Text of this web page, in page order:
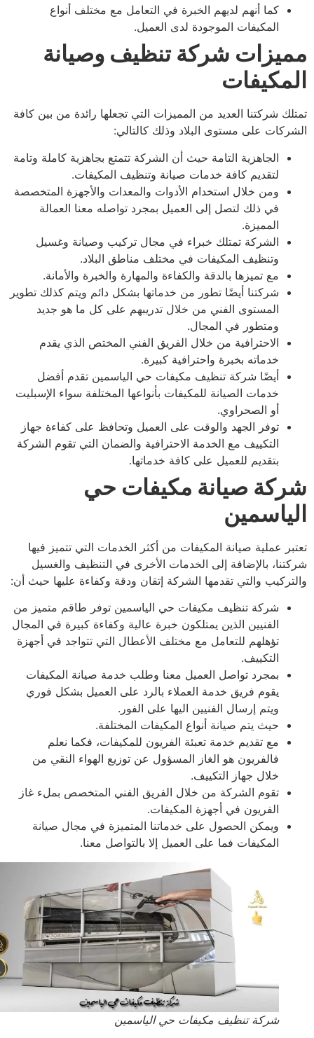
كما أنهم لديهم الخبرة في التعامل مع مختلف أنواع
المكيفات الموجودة لدى العميل.
شركة تنظيف وصيانة
شركتنا العديد من المميزات التي تجعلها رائدة من بين كافة
على مستوى البلاد وذلك كالتالي:
الجاهزية التامة حيث أن الشركة تتمتع بجاهزية كاملة وتامة
لتقديم كافة خدمات صيانة وتنظيف المكيفات.
ومن خلال استخدام الأدوات والمعدات والأجهزة المتخصصة
في ذلك لتصل إلى العميل بمجرد تواصله معنا العمالة
المميزة.
الشركة تمتلك خبراء في مجال تركيب وصيانة وغسيل
وتنظيف المكيفات في مختلف مناطق البلاد.
مع تميزها بالدقة والكفاءة والمهارة والخبرة والأمانة.
شركتنا أيضًا تطور من خدماتها بشكل دائم ويتم كذلك تطوير
المستوى الفني من خلال تدريبهم على كل ما هو جديد
ومتطور في المجال.
الاحترافية من خلال الفريق الفني المختص الذي يقدم
خدماته بخبرة واحترافية كبيرة.
أيضًا شركة تنظيف مكيفات حي الياسمين تقدم أفضل
خدمات الصيانة للمكيفات بأنواعها المختلفة سواء الإسبليت
أو الصحراوي.
توفر الجهد والوقت على العميل وتحافظ على كفاءة جهاز
التكييف مع الخدمة الاحترافية والضمان التي تقوم الشركة
بتقديم للعميل على كافة خدماتها.
صيانة مكيفات حي
عملية صيانة المكيفات من أكثر الخدمات التي تتميز فيها
بالإضافة إلى الخدمات الأخرى في التنظيف والغسيل
والتي تقدمها الشركة إتقان ودقة وكفاءة عليها حيث أن:
شركة تنظيف مكيفات حي الياسمين توفر طاقم متميز من
الفنيين الذين يمتلكون خبرة عالية وكفاءة كبيرة في المجال
تؤهلهم للتعامل مع مختلف الأعطال التي تتواجد في أجهزة
التكييف.
بمجرد تواصل العميل معنا وطلب خدمة صيانة المكيفات
يقوم فريق خدمة العملاء بالرد على العميل بشكل فوري
ويتم إرسال الفنيين اليها على الفور.
حيث يتم صيانة أنواع المكيفات المختلفة.
مع تقديم خدمة تعبئة الفريون للمكيفات،فكما نعلم
فالفريون هو الغاز المسؤول عن توزيع الهواء النقي من
خلال جهاز التكييف.
تقوم الشركة من خلال الفريق الفني المتخصص بملء غاز
الفريون في أجهزة المكيفات.
ويمكن الحصول على خدماتنا المتميزة في مجال صيانة
المكيفات فما على العميل إلا بالتواصل معنا
شركة تنظيف مكيفات حي الياسمين